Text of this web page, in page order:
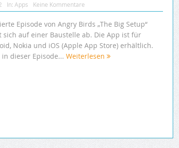
In: Apps Keine Kommentare
Episode von Angry Birds „The Big Setup“
sich auf einer Baustelle ab. Die App ist für
Nokia und iOS (Apple App Store) erhältlich.
in dieser Episode... Weiterlesen